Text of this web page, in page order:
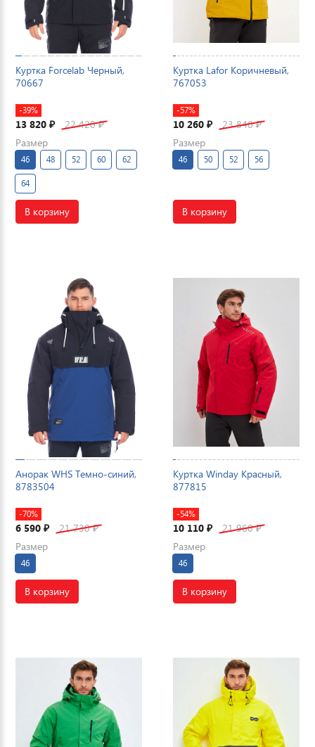
Куртка Forcelab Черный,
70667
-39%
13 820 ₽ 22 420₽
Размер
46 48 52 60 62
64
В корзину
Куртка Lafor Коричневый,
767053
-57%
10 260 ₽ 23 840₽
Размер
46 50 52 56
В корзину
Анорак WHS Темно-синий,
8783504
-70%
6 590 ₽ 21 730₽
Размер
46
В корзину
Куртка Winday Красный,
877815
-54%
10 110 ₽ 21 960₽
Размер
46
В корзину